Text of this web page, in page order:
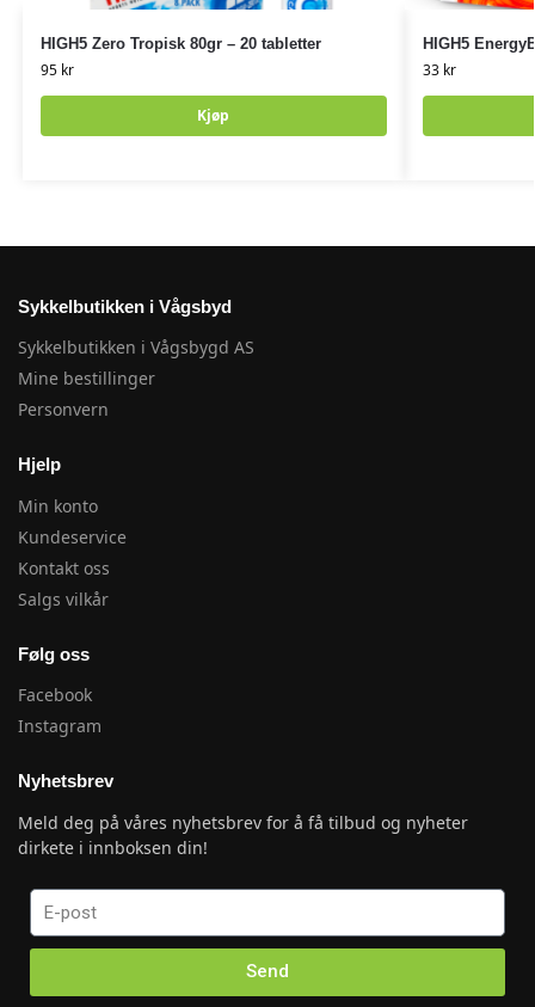
HIGH5 Zero Tropisk 80gr – 20 tabletter
95 kr
Kjøp
HIGH5
33 kr
Sykkelbutikken i Vågsbyd
Sykkelbutikken i Vågsbygd AS
Mine bestillinger
Personvern
Hjelp
Min konto
Kundeservice
Kontakt oss
Salgs vilkår
Følg oss
Facebook
Instagram
Nyhetsbrev
Meld deg på våres nyhetsbrev for å få tilbud og nyheter
dirkete i innboksen din!
Send